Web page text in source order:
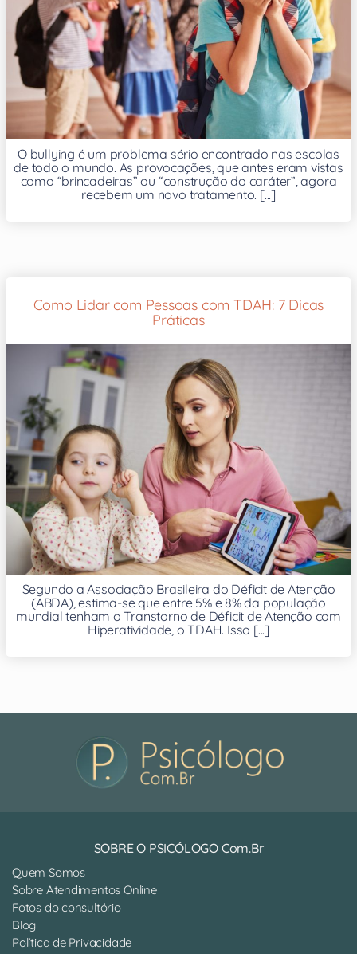
O bullying é um problema sério encontrado nas escolas
de todo o mundo. As provocações, que antes eram vistas
como “brincadeiras” ou “construção do caráter”, agora
recebem um novo tratamento. [...]
Como Lidar com Pessoas com TDAH: 7 Dicas
Práticas
Segundo a Associação Brasileira do Déficit de Atenção
(ABDA), estima-se que entre 5% e 8% da população
mundial tenham o Transtorno de Déficit de Atenção com
Hiperatividade, o TDAH. Isso [...]
SOBRE O PSICÓLOGO Com.Br
Quem Somos
Sobre Atendimentos Online
Fotos do consultório
Blog
Política de Privacidade